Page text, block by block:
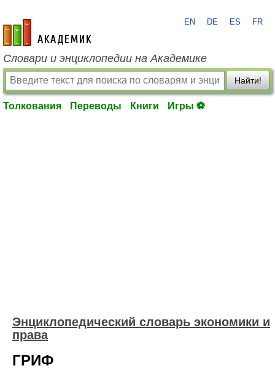
academic.ru
EN DE ES FR
Словари и энциклопедии на Академике
Найти!
Толкования Переводы Книги Игры ⚽
Энциклопедический словарь экономики и
права
ГРИФ